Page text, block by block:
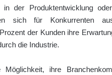
der Produktentwicklung
sich für Konkurrenten
der Kunden ihre
die Industrie.
ihre